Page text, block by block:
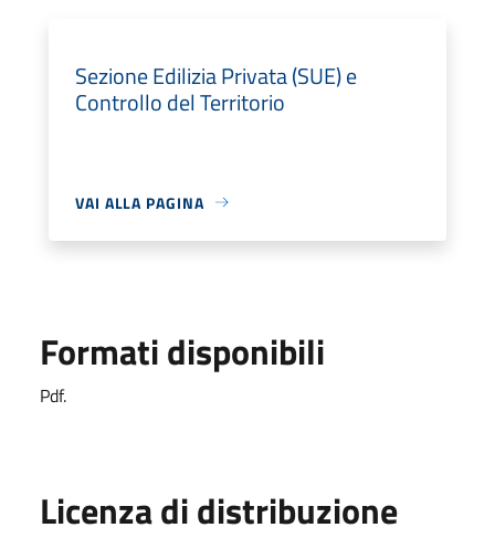
Sezione Edilizia Privata (SUE) e
Controllo del Territorio
VAI ALLA PAGINA
Formati disponibili
Pdf.
Licenza di distribuzione